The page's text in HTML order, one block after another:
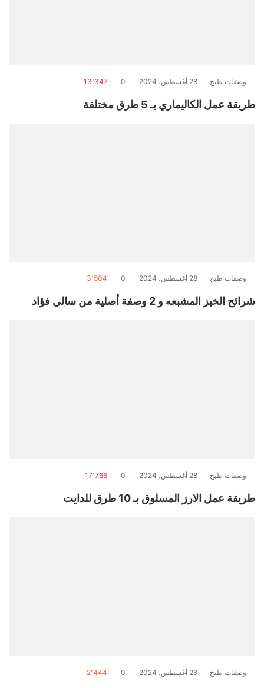
وصفات طبخ 28 أغسطس، 2024 0 13٬347
طريقة عمل الكاليماري بـ 5 طرق مختلفة
وصفات طبخ 28 أغسطس، 2024 0 3٬504
شرائح الخبز المشبعه و 2 وصفة أصلية من سالي فؤاد
وصفات طبخ 28 أغسطس، 2024 0 17٬766
طريقة عمل الارز المسلوق بـ 10 طرق للدايت
وصفات طبخ 28 أغسطس، 2024 0 2٬444